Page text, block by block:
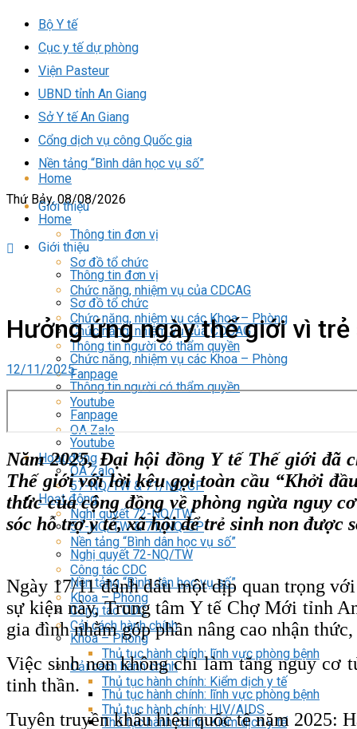
Bộ Y tế
Cục y tế dự phòng
Viện Pasteur
UBND tỉnh An Giang
Sở Y tế An Giang
Cổng dịch vụ công Quốc gia
Nền tảng “Bình dân học vụ số”
Thứ Bảy, 08/08/2026
Home
Giới thiệu
Thông tin đơn vị
Sơ đồ tổ chức
Chức năng, nhiệm vụ của CDCAG
Chức năng, nhiệm vụ các Khoa – Phòng
Thông tin người có thẩm quyền
Fanpage
Youtube
OA Zalo
Hoạt động
57-NQ/TW & 71/NQ-CP
Nghị quyết 72-NQ/TW
Nền tảng “Bình dân học vụ số”
Công tác CDC
Khoa – Phòng
Cải cách hành chính
Thủ tục hành chính: lĩnh vực phòng bệnh
Thủ tục hành chính: Kiểm dịch y tế
Thủ tục hành chính: HIV/AIDS
Home
Giới thiệu
Thông tin đơn vị
Sơ đồ tổ chức
Chức năng, nhiệm vụ của CDCAG
Chức năng, nhiệm vụ các Khoa – Phòng
Thông tin người có thẩm quyền
Fanpage
Youtube
OA Zalo
Hoạt động
57-NQ/TW & 71/NQ-CP
Nghị quyết 72-NQ/TW
Nền tảng “Bình dân học vụ số”
Công tác CDC
Khoa – Phòng
Cải cách hành chính
Thủ tục hành chính: lĩnh vực phòng bệnh
Thủ tục hành chính: Kiểm dịch y tế
Hưởng ứng ngày thế giới vì trẻ
12/11/2025
Năm 2025, Đại hội đồng Y tế Thế giới đã
Thế giới với lời kêu gọi toàn cầu “Khởi
thức của cộng đồng về phòng ngừa nguy
sóc hỗ trợ y tế, xã hội để trẻ sinh non được
Ngày 17/11 đánh dấu một dịp quan trọng
sự kiện này, Trung tâm Y tế Chợ Mới tỉnh
gia đình nhằm góp phần nâng cao nhận
Việc sinh non không chỉ làm tăng nguy cơ
tinh thần.
Tuyên truyền khẩu hiệu quốc tế năm 2025: